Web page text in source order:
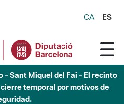
CA ES
- Sant Miquel del Fai - El recinto
temporal por motivos de